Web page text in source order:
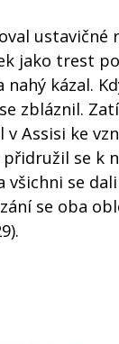
ustavičné
jako trest
nahý kázal.
zbláznil.
Assisi ke
se k
všichni se
se oba